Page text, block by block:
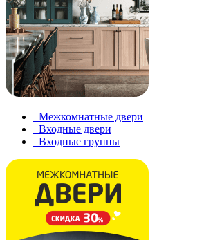
Межкомнатные двери
Входные двери
Входные группы